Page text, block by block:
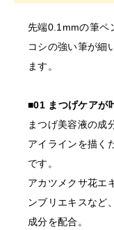
書類確認後に商品
す
確認できない場合
〇開業予定の方＿
order@odette.co.jp
先端0.1mmの筆ペ
コシの強い筆が細
ます。
■01 まつげケアが
まつげ美容液の成
アイラインを描く
です。
アカツメクサ花エ
ンブリエキスなど
成分を配合。